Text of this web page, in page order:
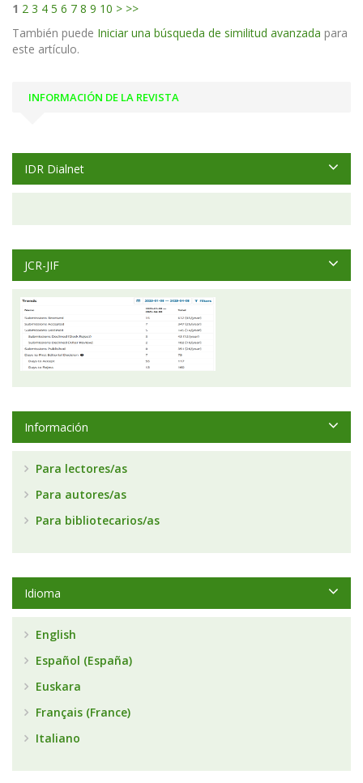
1 2 3 4 5 6 7 8 9 10 > >>
También puede Iniciar una búsqueda de similitud avanzada para
este artículo.
INFORMACIÓN DE LA REVISTA
IDR Dialnet
JCR-JIF
Información
Para lectores/as
Para autores/as
Para bibliotecarios/as
Idioma
English
Español (España)
Euskara
Français (France)
Italiano